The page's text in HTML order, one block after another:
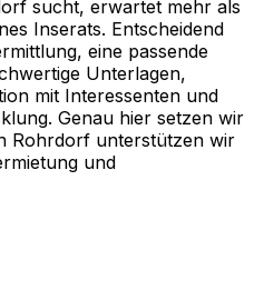
sucht, erwartet mehr als
Inserats. Entscheidend
eine passende
Unterlagen,
mit Interessenten und
Genau hier setzen wir
Rohrdorf unterstützen wir
und